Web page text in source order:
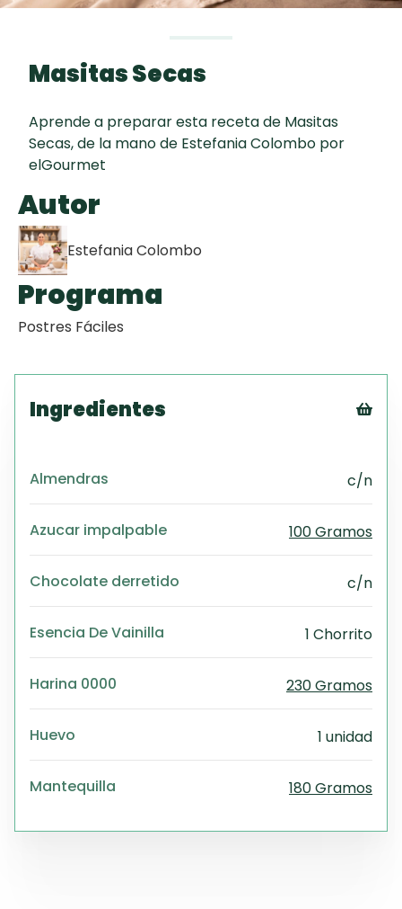
Tiramisú
Masitas Secas
Aprende a preparar esta receta de Masitas
Secas, de la mano de Estefania Colombo por
elGourmet
Autor
Estefania Colombo
Programa
Postres Fáciles
Ingredientes
Almendras c/n
Azucar impalpable 100 Gramos
Chocolate derretido c/n
Esencia De Vainilla 1 Chorrito
Harina 0000 230 Gramos
Huevo 1 unidad
Mantequilla 180 Gramos